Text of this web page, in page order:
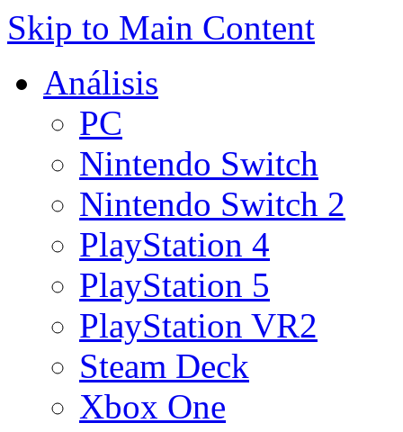
Skip to Main Content
Análisis
PC
Nintendo Switch
Nintendo Switch 2
PlayStation 4
PlayStation 5
PlayStation VR2
Steam Deck
Xbox One